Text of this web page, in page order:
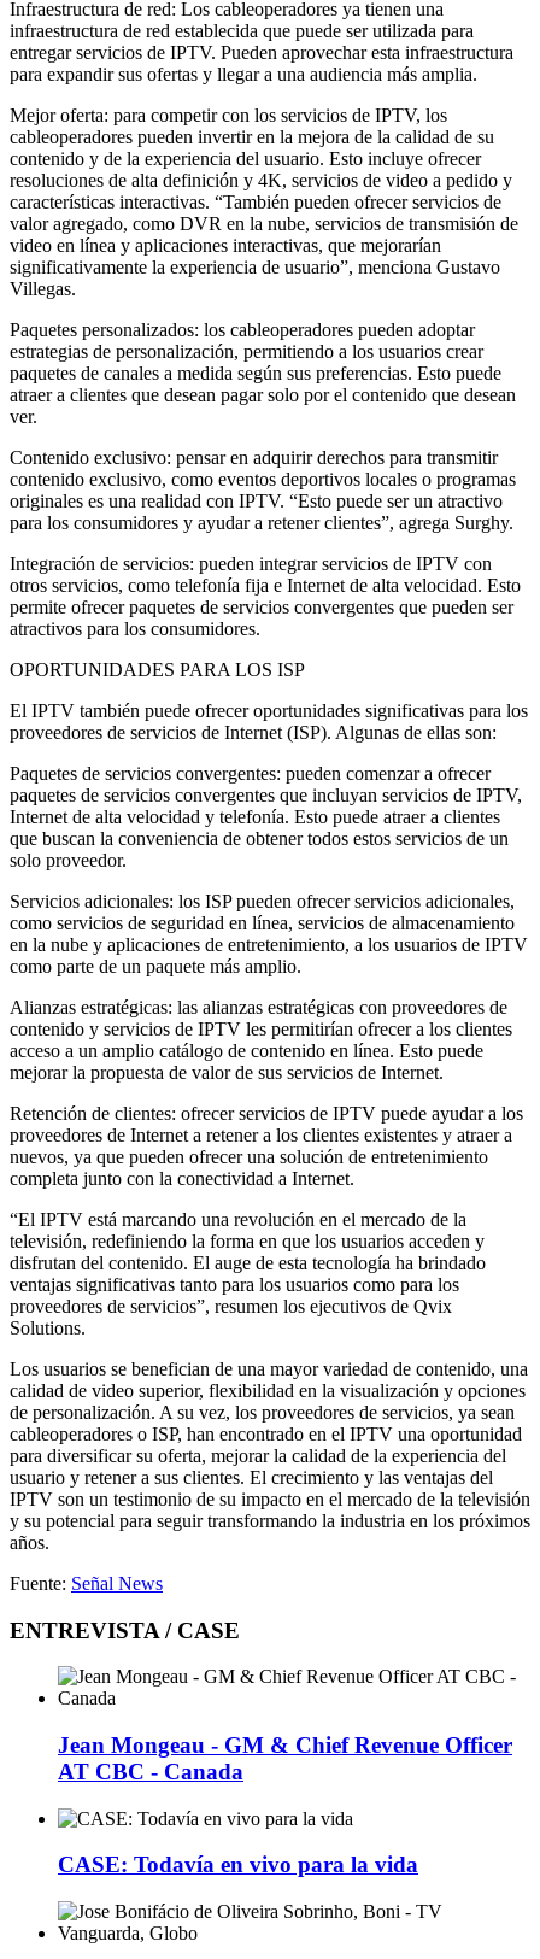
Infraestructura de red: Los cableoperadores ya tienen una
infraestructura de red establecida que puede ser utilizada para
entregar servicios de IPTV. Pueden aprovechar esta infraestructura
para expandir sus ofertas y llegar a una audiencia más amplia.
Mejor oferta: para competir con los servicios de IPTV, los
cableoperadores pueden invertir en la mejora de la calidad de su
contenido y de la experiencia del usuario. Esto incluye ofrecer
resoluciones de alta definición y 4K, servicios de video a pedido y
características interactivas. “También pueden ofrecer servicios de
valor agregado, como DVR en la nube, servicios de transmisión de
video en línea y aplicaciones interactivas, que mejorarían
significativamente la experiencia de usuario”, menciona Gustavo
Villegas.
Paquetes personalizados: los cableoperadores pueden adoptar
estrategias de personalización, permitiendo a los usuarios crear
paquetes de canales a medida según sus preferencias. Esto puede
atraer a clientes que desean pagar solo por el contenido que desean
ver.
Contenido exclusivo: pensar en adquirir derechos para transmitir
contenido exclusivo, como eventos deportivos locales o programas
originales es una realidad con IPTV. “Esto puede ser un atractivo
para los consumidores y ayudar a retener clientes”, agrega Surghy.
Integración de servicios: pueden integrar servicios de IPTV con
otros servicios, como telefonía fija e Internet de alta velocidad. Esto
permite ofrecer paquetes de servicios convergentes que pueden ser
atractivos para los consumidores.
OPORTUNIDADES PARA LOS ISP
El IPTV también puede ofrecer oportunidades significativas para los
proveedores de servicios de Internet (ISP). Algunas de ellas son:
Paquetes de servicios convergentes: pueden comenzar a ofrecer
paquetes de servicios convergentes que incluyan servicios de IPTV,
Internet de alta velocidad y telefonía. Esto puede atraer a clientes
que buscan la conveniencia de obtener todos estos servicios de un
solo proveedor.
Servicios adicionales: los ISP pueden ofrecer servicios adicionales,
como servicios de seguridad en línea, servicios de almacenamiento
en la nube y aplicaciones de entretenimiento, a los usuarios de IPTV
como parte de un paquete más amplio.
Alianzas estratégicas: las alianzas estratégicas con proveedores de
contenido y servicios de IPTV les permitirían ofrecer a los clientes
acceso a un amplio catálogo de contenido en línea. Esto puede
mejorar la propuesta de valor de sus servicios de Internet.
Retención de clientes: ofrecer servicios de IPTV puede ayudar a los
proveedores de Internet a retener a los clientes existentes y atraer a
nuevos, ya que pueden ofrecer una solución de entretenimiento
completa junto con la conectividad a Internet.
“El IPTV está marcando una revolución en el mercado de la
televisión, redefiniendo la forma en que los usuarios acceden y
disfrutan del contenido. El auge de esta tecnología ha brindado
ventajas significativas tanto para los usuarios como para los
proveedores de servicios”, resumen los ejecutivos de Qvix
Solutions.
Los usuarios se benefician de una mayor variedad de contenido, una
calidad de video superior, flexibilidad en la visualización y opciones
de personalización. A su vez, los proveedores de servicios, ya sean
cableoperadores o ISP, han encontrado en el IPTV una oportunidad
para diversificar su oferta, mejorar la calidad de la experiencia del
usuario y retener a sus clientes. El crecimiento y las ventajas del
IPTV son un testimonio de su impacto en el mercado de la televisión
y su potencial para seguir transformando la industria en los próximos
años.
Fuente: Señal News
ENTREVISTA / CASE
Jean Mongeau - GM & Chief Revenue Officer
AT CBC - Canada
CASE: Todavía en vivo para la vida